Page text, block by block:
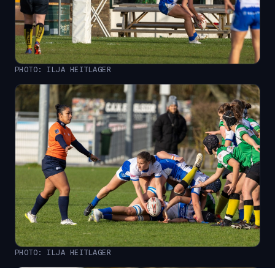
PHOTO: ILJA HEITLAGER
PHOTO: ILJA HEITLAGER